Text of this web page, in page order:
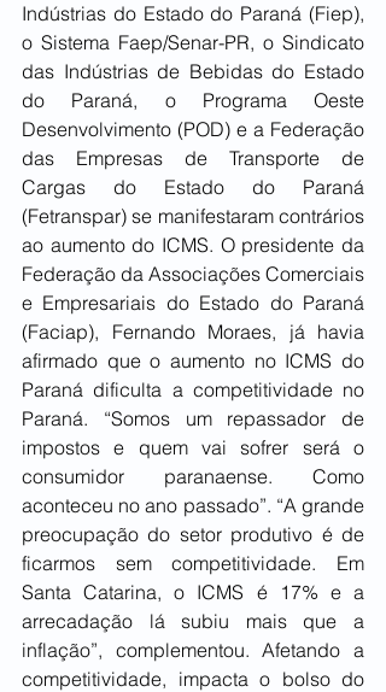
Indústrias do Estado do Paraná (Fiep),
o Sistema Faep/Senar-PR, o Sindicato
das Indústrias de Bebidas do Estado
do Paraná, o Programa Oeste
Desenvolvimento (POD) e a Federação
das Empresas de Transporte de
Cargas do Estado do Paraná
(Fetranspar) se manifestaram contrários
ao aumento do ICMS. O presidente da
Federação da Associações Comerciais
e Empresariais do Estado do Paraná
(Faciap), Fernando Moraes, já havia
afirmado que o aumento no ICMS do
Paraná dificulta a competitividade no
Paraná. “Somos um repassador de
impostos e quem vai sofrer será o
consumidor paranaense. Como
aconteceu no ano passado”. “A grande
preocupação do setor produtivo é de
ficarmos sem competitividade. Em
Santa Catarina, o ICMS é 17% e a
arrecadação lá subiu mais que a
inflação”, complementou. Afetando a
competitividade, impacta o bolso do